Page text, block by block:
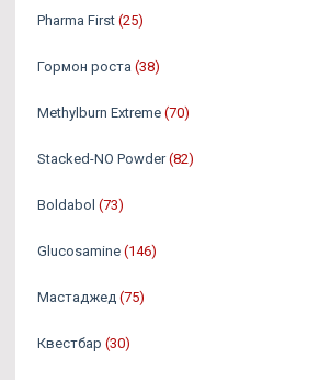
Pharma First (25)
Гормон роста (38)
Methylburn Extreme (70)
Stacked-NO Powder (82)
Boldabol (73)
Glucosamine (146)
Мастаджед (75)
Квестбар (30)